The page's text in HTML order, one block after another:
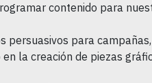
contenido para
persuasivos para
en la creación de piezas